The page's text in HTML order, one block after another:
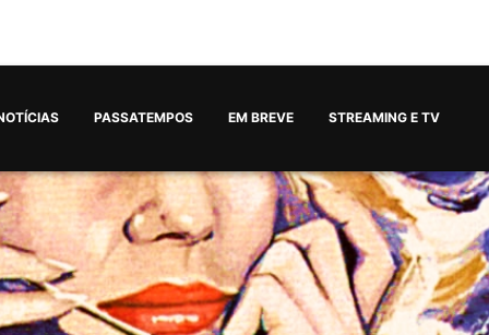
PASSATEMPOS EM BREVE STREAMING E TV